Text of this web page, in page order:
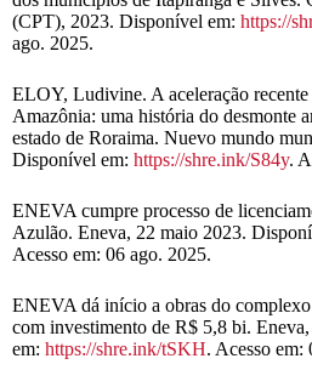
(CPT), 2023. Disponível em: https://
ago. 2025.
ELOY, Ludivine. A aceleração recente
Amazônia: uma história do desmonte
estado de Roraima. Nuevo mundo
Disponível em: https://shre.ink/S84y.
ENEVA cumpre processo de
Azulão. Eneva, 22 maio 2023.
Acesso em: 06 ago. 2025.
ENEVA dá início a obras do
com investimento de R$ 5,8 bi.
em: https://shre.ink/tSKH. Acesso em: